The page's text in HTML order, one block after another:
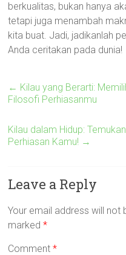
berkualitas, bukan hanya
tetapi juga menambah
kita buat. Jadi, jadikanlah
Anda ceritakan pada dunia!
← Kilau yang Berarti:
Filosofi Perhiasanmu
Kilau dalam Hidup:
Perhiasan Kamu! →
Leave a Reply
Your email address will not
marked*
Comment*